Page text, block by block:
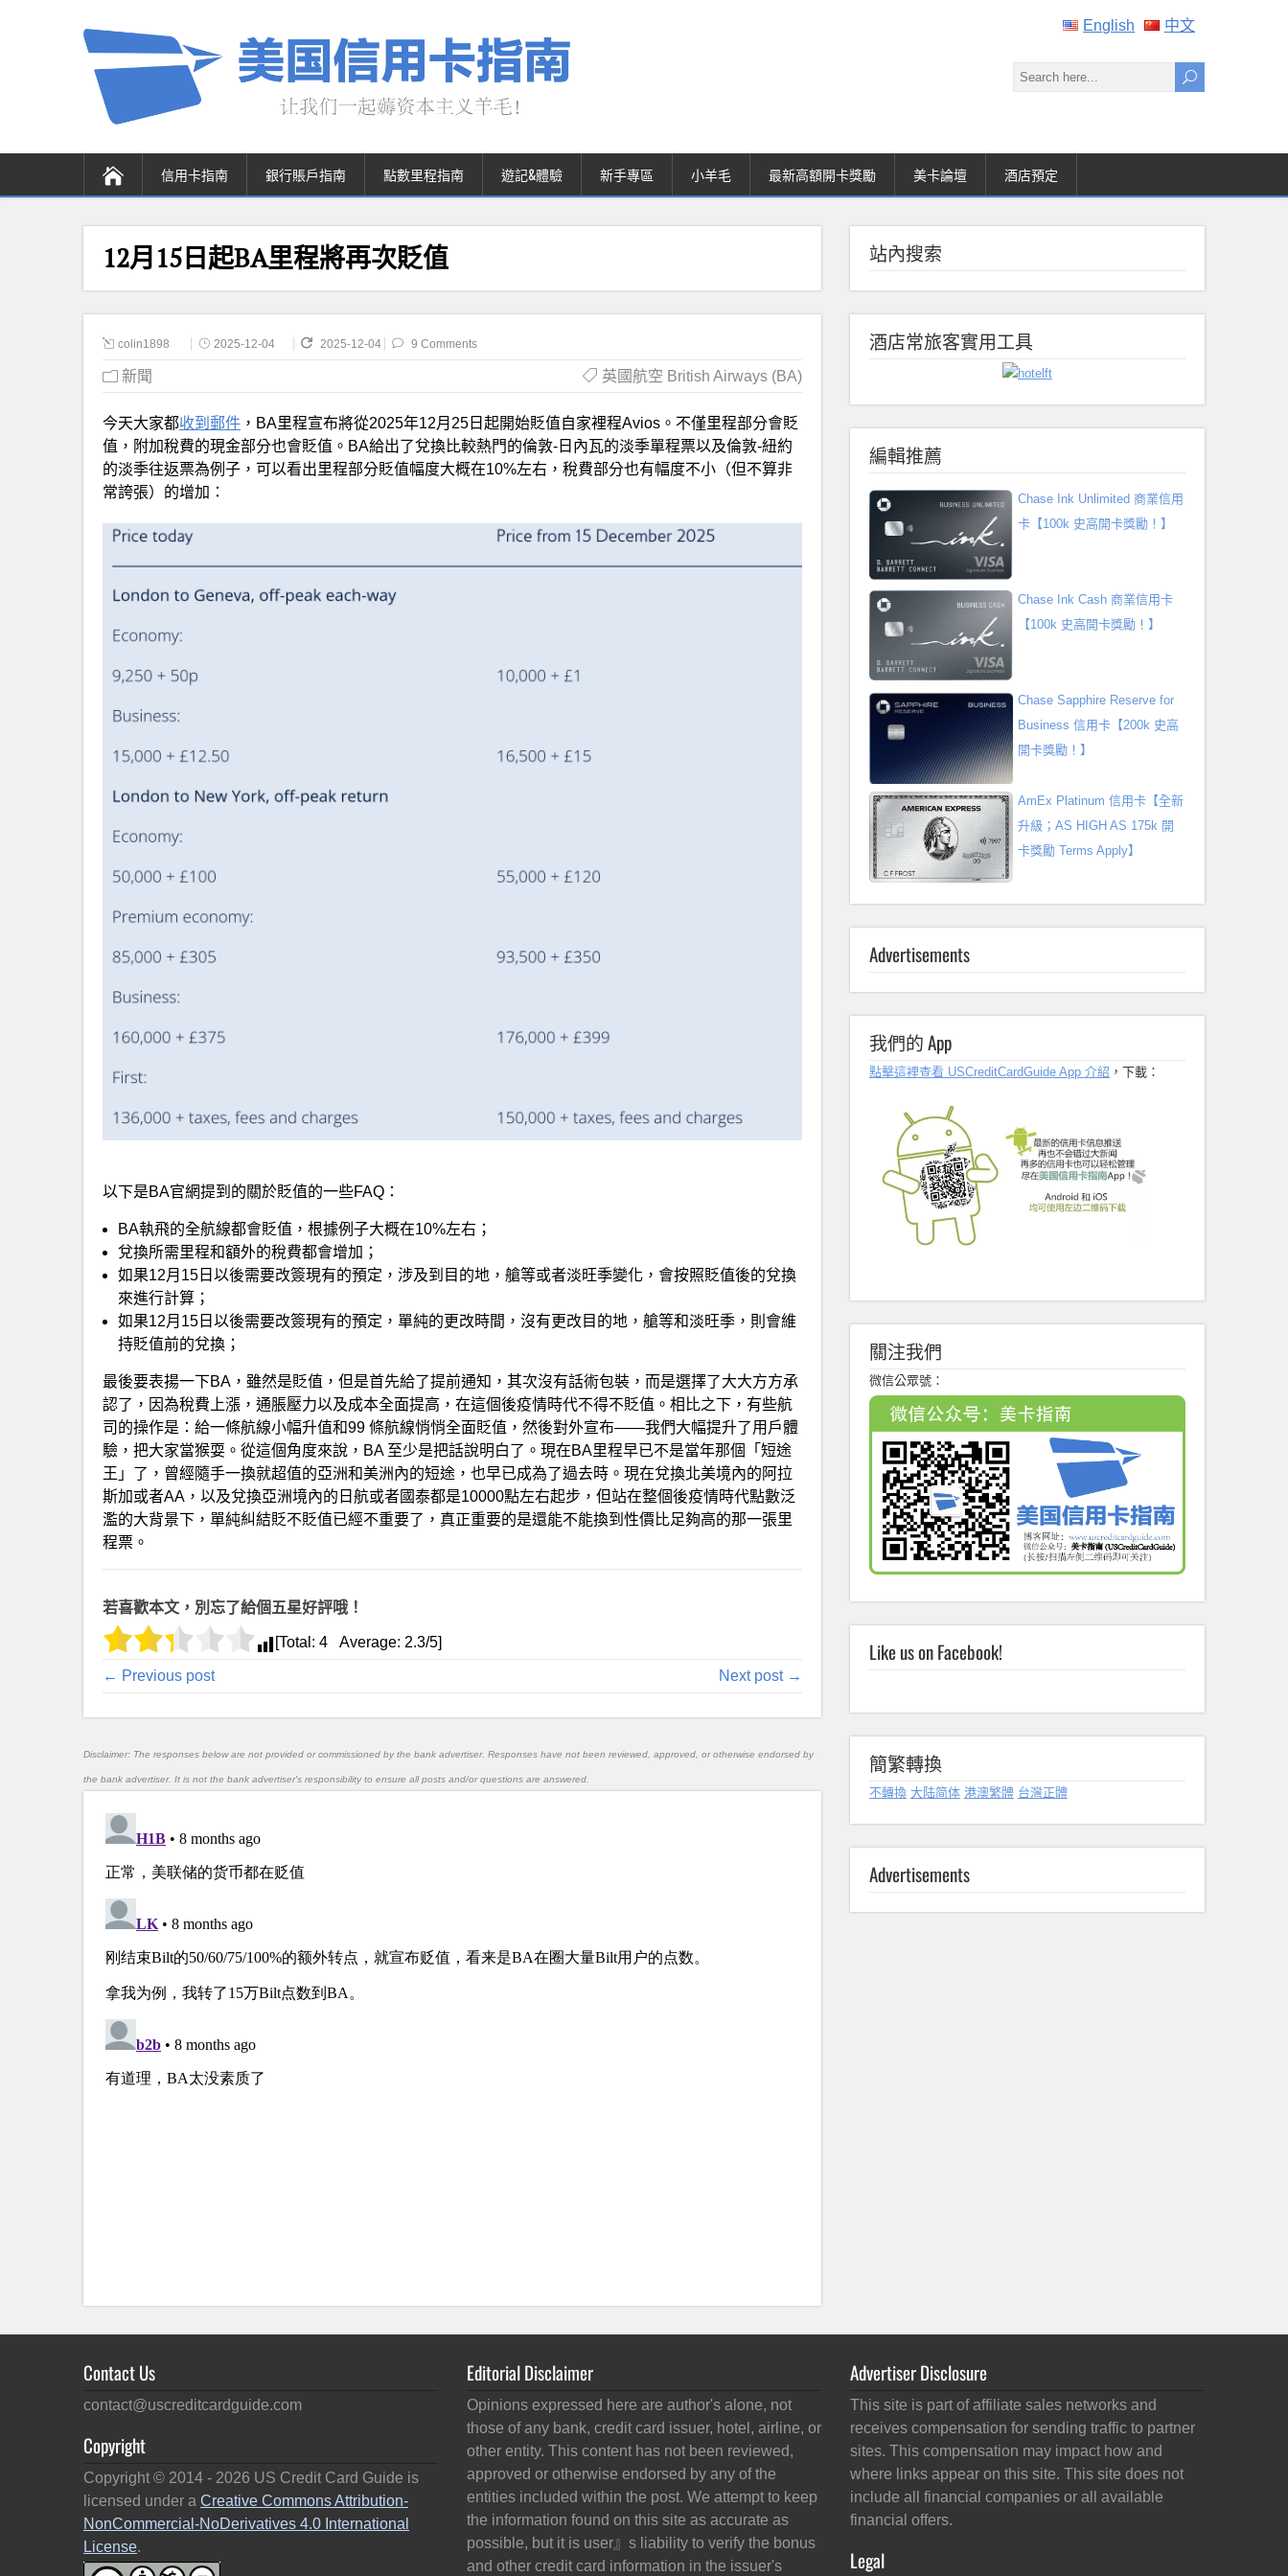
English 中文
信用卡指南 銀行賬戶指南 點數里程指南 遊記&體驗 新手專區 小羊毛 最新高額開卡獎勵 美卡論壇 酒店預定
12月15日起BA里程將再次貶值
colin1898 2025-12-04 2025-12-04 9 Comments
新聞 英國航空 British Airways (BA)
今天大家都收到郵件 ，BA里程宣布將從2025年12月25日起開始貶值自家裡程Avios。不僅里程部分會貶
值，附加稅費的現金部分也會貶值。BA給出了兌換比較熱門的倫敦-日內瓦的淡季單程票以及倫敦-紐約
的淡季往返票為例子，可以看出里程部分貶值幅度大概在10%左右，稅費部分也有幅度不小（但不算非
常誇張）的增加：
以下是BA官網提到的關於貶值的一些FAQ：
BA執飛的全航線都會貶值，根據例子大概在10%左右；
兌換所需里程和額外的稅費都會增加；
如果12月15日以後需要改簽現有的預定，涉及到目的地，艙等或者淡旺季變化，會按照貶值後的兌換
來進行計算；
如果12月15日以後需要改簽現有的預定，單純的更改時間，沒有更改目的地，艙等和淡旺季，則會維
持貶值前的兌換；
最後要表揚一下BA，雖然是貶值，但是首先給了提前通知，其次沒有話術包裝，而是選擇了大大方方承
認了，因為稅費上漲，通脹壓力以及成本全面提高，在這個後疫情時代不得不貶值。相比之下，有些航
司的操作是：給一條航線小幅升值和99 條航線悄悄全面貶值，然後對外宣布——我們大幅提升了用戶體
驗，把大家當猴耍。從這個角度來說，BA 至少是把話說明白了。現在BA里程早已不是當年那個「短途
王」了，曾經隨手一換就超值的亞洲和美洲內的短途，也早已成為了過去時。現在兌換北美境內的阿拉
斯加或者AA，以及兌換亞洲境內的日航或者國泰都是10000點左右起步，但站在整個後疫情時代點數泛
濫的大背景下，單純糾結貶不貶值已經不重要了，真正重要的是還能不能換到性價比足夠高的那一張里
程票。
若喜歡本文，別忘了給個五星好評哦！
[Total: 4 Average: 2.3/5]
← Previous post Next post →
Disclaimer: The responses below are not provided or commissioned by the bank advertiser. Responses have not been reviewed, approved, or otherwise endorsed by
the bank advertiser. It is not the bank advertiser's responsibility to ensure all posts and/or questions are answered.
站內搜索
酒店常旅客實用工具
編輯推薦
Chase Ink Unlimited 商業信用
卡【100k 史高開卡獎勵！】
Chase Ink Cash 商業信用卡
【100k 史高開卡獎勵！】
Chase Sapphire Reserve for
Business 信用卡【200k 史高
開卡獎勵！】
AmEx Platinum 信用卡【全新
升級；AS HIGH AS 175k 開
卡獎勵 Terms Apply】
Advertisements
我們的 App
點擊這裡查看 USCreditCardGuide App 介紹 ，下載：
關注我們
微信公眾號：
Like us on Facebook!
簡繁轉換
不轉換 大陆简体 港澳繁體 台灣正體
Advertisements
Contact Us
contact@uscreditcardguide.com
Copyright
Copyright © 2014 - 2026 US Credit Card Guide is
licensed under a Creative Commons Attribution-
NonCommercial-NoDerivatives 4.0 International
License.
Editorial Disclaimer
Opinions expressed here are author's alone, not
those of any bank, credit card issuer, hotel, airline, or
other entity. This content has not been reviewed,
approved or otherwise endorsed by any of the
entities included within the post. We attempt to keep
the information found on this site as accurate as
possible, but it is user』s liability to verify the bonus
and other credit card information in the issuer's
Advertiser Disclosure
This site is part of affiliate sales networks and
receives compensation for sending traffic to partner
sites. This compensation may impact how and
where links appear on this site. This site does not
include all financial companies or all available
financial offers.
Legal